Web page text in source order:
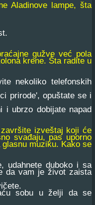
Aladinove lampe, šta
gužve već pola
krene. Šta radite u
nekoliko telefonskih
prirode', opuštate se i
ubrzo dobijate napad
izveštaj koji će
svađaju, pas uporno
muziku. Kako se
duboko i sa
da vam je život zaista
sobu u želji da se